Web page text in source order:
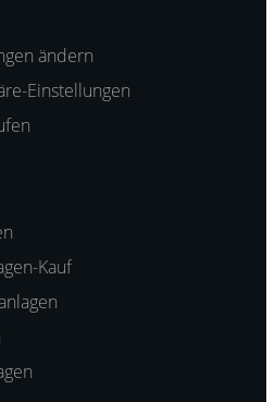
ändern
Einstellungen
Kauf